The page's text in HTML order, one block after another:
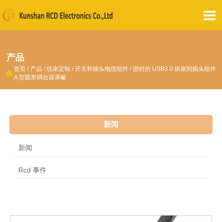

产品
 首页 / 产品 /线束定制 /开关和插头电缆组件 /密封的 USB3.0 插座到插头组件
A 型圆形耦合器屏蔽
新闻
新闻
Rcd 事件